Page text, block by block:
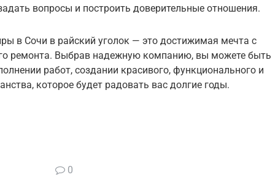
вопросы и построить доверительные отношения.
в Сочи в райский уголок — это достижимая мечта с
ремонта. Выбрав надежную компанию, вы можете быть
работ, создании красивого, функционального и
которое будет радовать вас долгие годы.
0